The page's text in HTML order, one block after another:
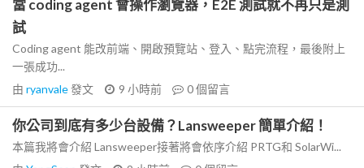
當 coding agent 會操作瀏覽器，E2E 測試就不再只是測
試
Coding agent 能改前端、開啟預覽站、登入、點完流程，最後附上
一張成功...
由 ryanvale發文 9 小時前 0個留言
你公司到底有多少台設備？Lansweeper 簡單介紹！
本篇我將會介紹 Lansweeper接著將會依序介紹 PRTG和 SolarWi...